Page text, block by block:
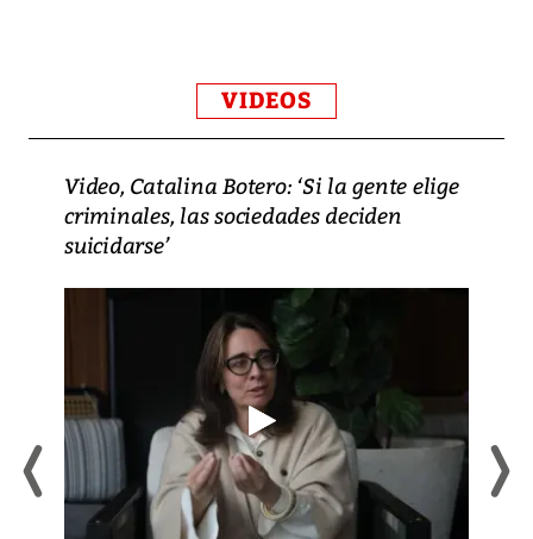
VIDEOS
Video, Catalina Botero: ‘Si la gente elige
criminales, las sociedades deciden
suicidarse’